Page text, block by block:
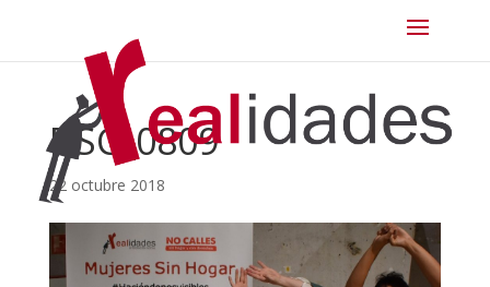
DSC_0809
22 octubre 2018